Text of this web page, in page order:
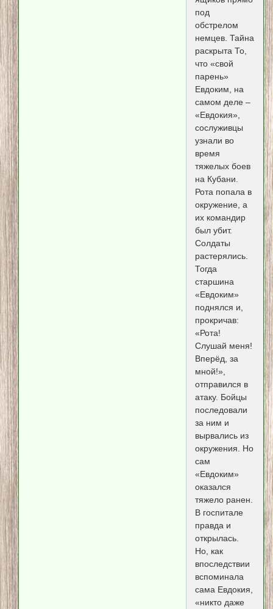
под
обстрелом
немцев. Тайна
раскрыта То,
что «свой
парень»
Евдоким, на
самом деле –
«Евдокия»,
сослуживцы
узнали во
время
тяжелых боев
на Кубани.
Рота попала в
окружение, а
их командир
был убит.
Солдаты
растерялись.
Тогда
старшина
«Евдоким»
поднялся и,
прокричав:
«Рота!
Слушай меня!
Вперёд, за
мной!»,
отправился в
атаку. Бойцы
последовали
за ним и
вырвались из
окружения. Но
сам
«Евдоким»
оказался
тяжело ранен.
В госпитале
правда и
открылась.
Но, как
впоследствии
вспоминала
сама Евдокия,
«никто даже